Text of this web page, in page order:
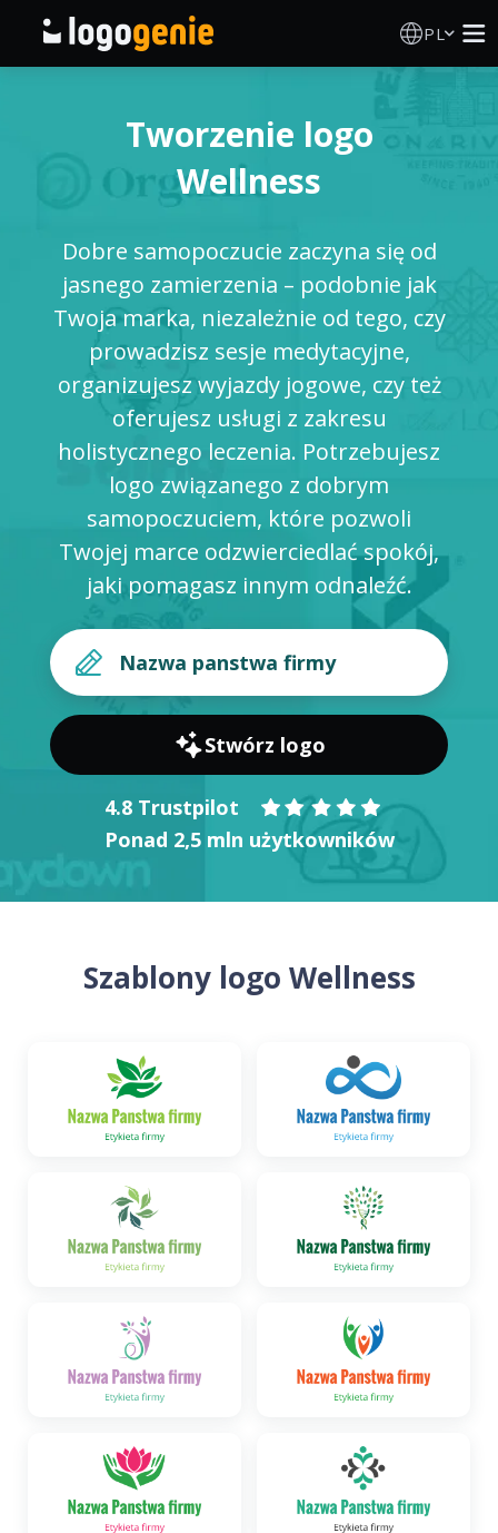
PL
Generator logo AI
Produkty drukowane
ZALOGUJ SIĘ
Tworzenie logo
Wellness
Dobre samopoczucie zaczyna się od
jasnego zamierzenia – podobnie jak
Twoja marka, niezależnie od tego, czy
prowadzisz sesje medytacyjne,
organizujesz wyjazdy jogowe, czy też
oferujesz usługi z zakresu
holistycznego leczenia. Potrzebujesz
logo związanego z dobrym
samopoczuciem, które pozwoli
Twojej marce odzwierciedlać spokój,
jaki pomagasz innym odnaleźć.
Stwórz logo
4.8 Trustpilot
Ponad 2,5 mln użytkowników
Szablony logo Wellness